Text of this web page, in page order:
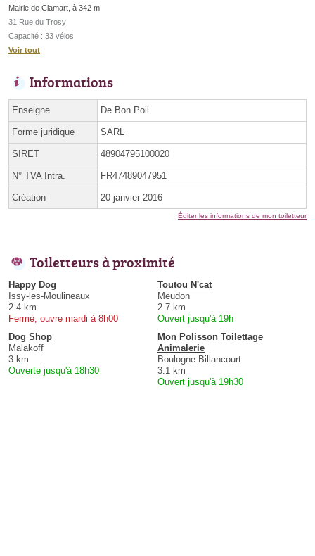
Mairie de Clamart, à 342 m
31 Rue du Trosy
Capacité : 33 vélos
Voir tout
Informations
Enseigne De Bon Poil
Forme juridique SARL
SIRET 48904795100020
N° TVA Intra. FR47489047951
Création 20 janvier 2016
Éditer les informations de mon toiletteur
Toiletteurs à proximité
Happy Dog
Issy-les-Moulineaux
2.4 km
Fermé, ouvre mardi à 8h00
Toutou N'cat
Meudon
2.7 km
Ouvert jusqu'à 19h
Dog Shop
Malakoff
3 km
Ouverte jusqu'à 18h30
Mon Polisson Toilettage
Animalerie
Boulogne-Billancourt
3.1 km
Ouvert jusqu'à 19h30